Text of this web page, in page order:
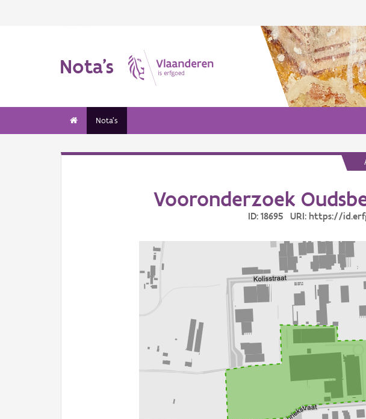
Nota's
Nota's
Vooronderzoek
ID: 18695 URI: https://